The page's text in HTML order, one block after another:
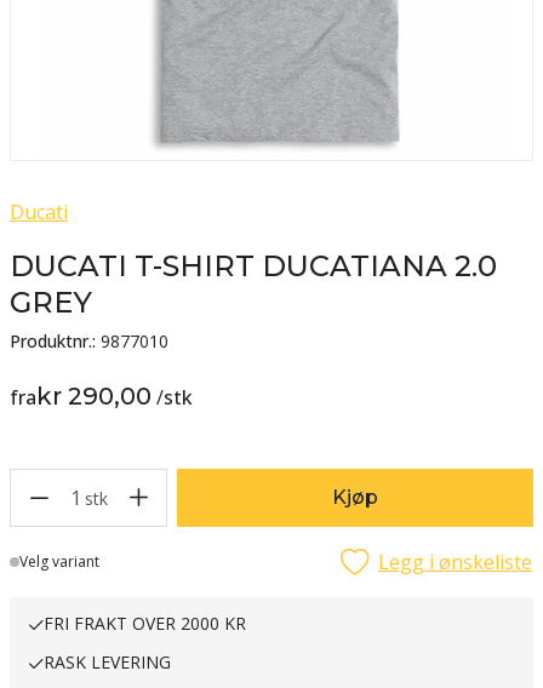
Ducati
DUCATI T-SHIRT DUCATIANA 2.0
GREY
Produktnr.: 9877010
frakr 290,00 /stk
1 stk Kjøp
Lager
Velg variant Legg i ønskeliste
FRI FRAKT OVER 2000 KR
RASK LEVERING